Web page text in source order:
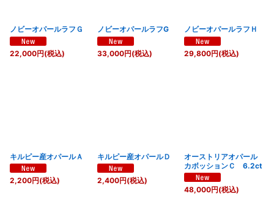
ノビーオパールラフＧ
22,000円(税込)
ノビーオパールラフG
33,000円(税込)
ノビーオパールラフＨ
29,800円(税込)
キルピー産オパールＡ
2,200円(税込)
キルピー産オパールＤ
2,400円(税込)
オーストリアオパール
カボッションＣ 6.2ct
48,000円(税込)